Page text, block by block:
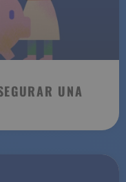
UNA